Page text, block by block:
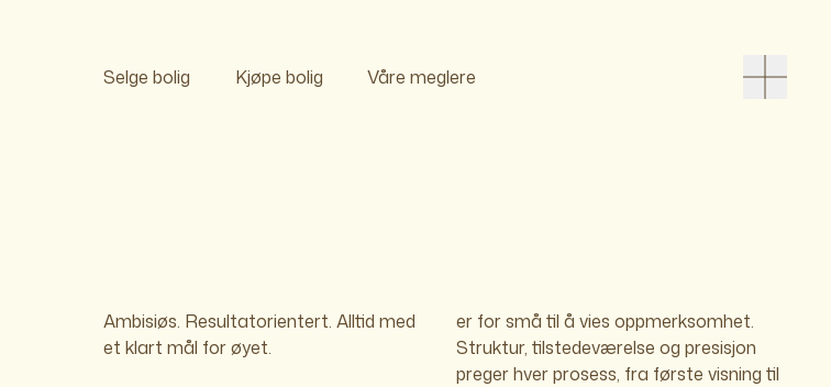
Selge bolig Kjøpe bolig Våre meglere
Ambisiøs. Resultatorientert. Alltid med
et klart mål for øyet.
er for små til å vies oppmerksomhet.
Struktur, tilstedeværelse og presisjon
preger hver prosess, fra første visning til